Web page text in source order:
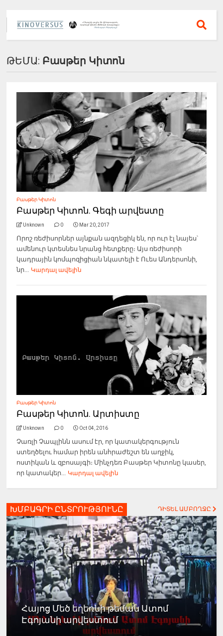
ԹԵՄԱ: Բասթեր Կիտոն
Բասթեր Կիտոն
Բասթեր Կիտոն. Գեգի արվեստը
Unknown 0 Mar 20, 2017
Որոշ ռեժիսորներ այնքան ազդեցիկ են, որ ուր էլ նայես՝
ամենուր կտեսնես նրանց հետքերը։ Այս ռեժիսորի
կադրային կոմպոզիցիան նկատելի է Ուես Անդերսոնի,
նր... Կարդալ ավելին
Բասթեր Կիտոն
Բասթեր Կիտոն. Արտիստը
Unknown 0 Oct 04, 2016
Չառլի Չապլինն ասում էր, որ կատակերգություն
ստեղծելու համար իրեն անհրաժեշտ են աղջիկ,
ոստիկան և զբոսայգի։ Մինչդեռ Բասթեր Կիտոնը կասեր,
որ կատակեր... Կարդալ ավելին
ԽՄԲԱԳՐԻ ԸՆՏՐՈՒԹՅՈՒՆԸ ԴԻՏԵԼ ԱՄԲՈՂՋԸ
Հայոց Մեծ եղեռնի թեման Ատոմ
Էգոյանի արվեստում